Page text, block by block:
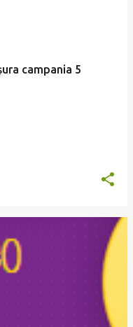
campania 5